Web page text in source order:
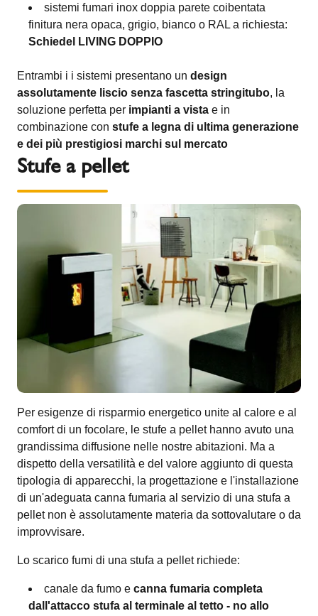
sistemi fumari inox doppia parete coibentata
finitura nera opaca, grigio, bianco o RAL a richiesta:
Schiedel LIVING DOPPIO
Entrambi i i sistemi presentano un design
assolutamente liscio senza fascetta stringitubo, la
soluzione perfetta per impianti a vista e in
combinazione con stufe a legna di ultima generazione
e dei più prestigiosi marchi sul mercato
Stufe a pellet
Per esigenze di risparmio energetico unite al calore e al
comfort di un focolare, le stufe a pellet hanno avuto una
grandissima diffusione nelle nostre abitazioni. Ma a
dispetto della versatilità e del valore aggiunto di questa
tipologia di apparecchi, la progettazione e l'installazione
di un'adeguata canna fumaria al servizio di una stufa a
pellet non è assolutamente materia da sottovalutare o da
improvvisare.
Lo scarico fumi di una stufa a pellet richiede:
canale da fumo e canna fumaria completa
dall'attacco stufa al terminale al tetto - no allo